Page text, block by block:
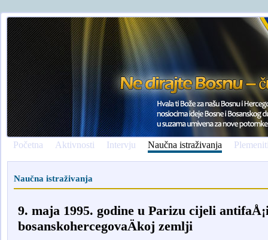
Početna Aktivnosti Intervju Naučna istraživanja
Naučna istraživanja
9. maja 1995. godine u Parizu cijeli
bosanskohercegovaÄkoj zemlji